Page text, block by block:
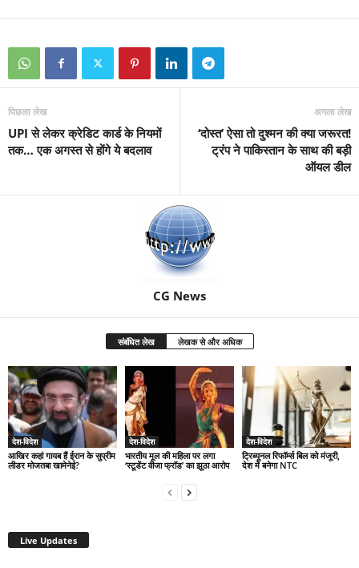
पिछला लेख
UPI से लेकर क्रेडिट कार्ड के नियमों
तक… एक अगस्त से होंगे ये बदलाव
अगला लेख
‘दोस्त’ ऐसा तो दुश्मन की क्या जरूरत!
ट्रंप ने पाकिस्तान के साथ की बड़ी
ऑयल डील
CG News
संबंधित लेख लेखक से और अधिक
देश-विदेश
आखिर कहां गायब हैं ईरान के सुप्रीम
लीडर मोजतबा खामेनेई?
देश-विदेश
भारतीय मूल की महिला पर लगा
‘स्टूडेंट वीजा फ्रॉड’ का झूठा आरोप
देश-विदेश
ट्रिब्यूनल रिफॉर्म्स बिल को मंजूरी,
देश में बनेगा NTC
Live Updates